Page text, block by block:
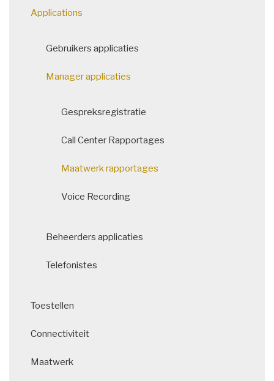
Applications
Gebruikers applicaties
Manager applicaties
Gespreksregistratie
Call Center Rapportages
Maatwerk rapportages
Voice Recording
Beheerders applicaties
Telefonistes
Toestellen
Connectiviteit
Maatwerk